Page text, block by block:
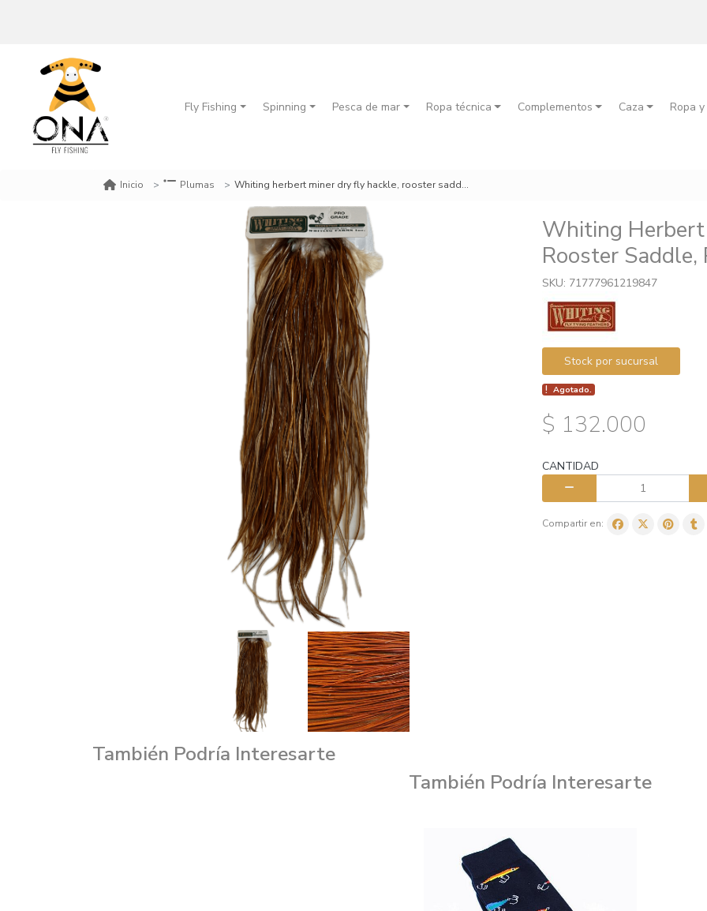
Fly Fishing Spinning Pesca de mar Ropa técnica Complementos Caza Ropa
Inicio Plumas Whiting herbert miner dry fly hackle, rooster saddle, pro grade, light brown
Whiting
Rooster
SKU: 71777961219847
Stock por sucursal
Agotado.
$ 132.000
CANTIDAD
Compartir en:
También Podría Interesarte
También Podría Interesarte